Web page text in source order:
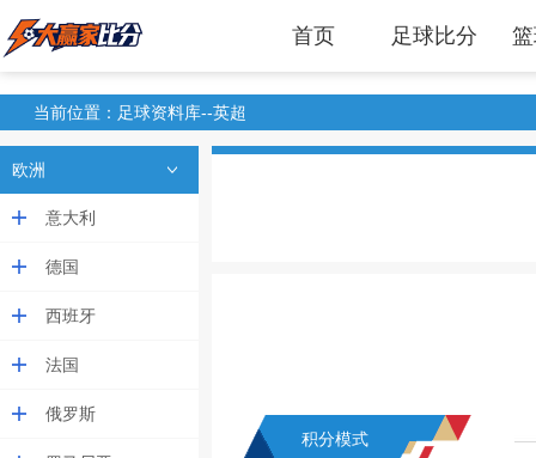
首页 足球比分
当前位置：足球资料库--英超
欧洲
意大利
德国
西班牙
法国
俄罗斯
积分模式